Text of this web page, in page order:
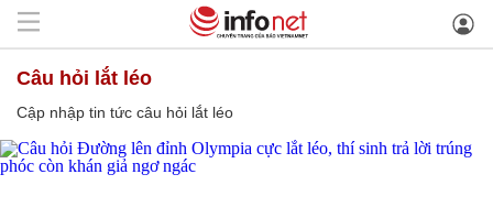
câu hỏi lắt léo
Cập nhập tin tức câu hỏi lắt léo